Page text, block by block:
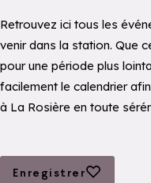
Retrouvez ici tous les
venir dans la station. Que
pour une période plus
facilement le calendrier
à La Rosière en toute
Enregistrer
aux favoris